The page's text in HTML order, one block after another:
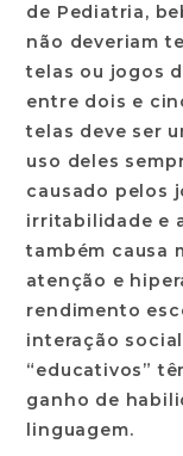
de Pediatria,
não deveriam
telas ou jogos
entre dois e
telas deve ser
uso deles
causado pelos
irritabilidade e
também causa
atenção e
rendimento
interação
“educativos”
ganho de
linguagem.